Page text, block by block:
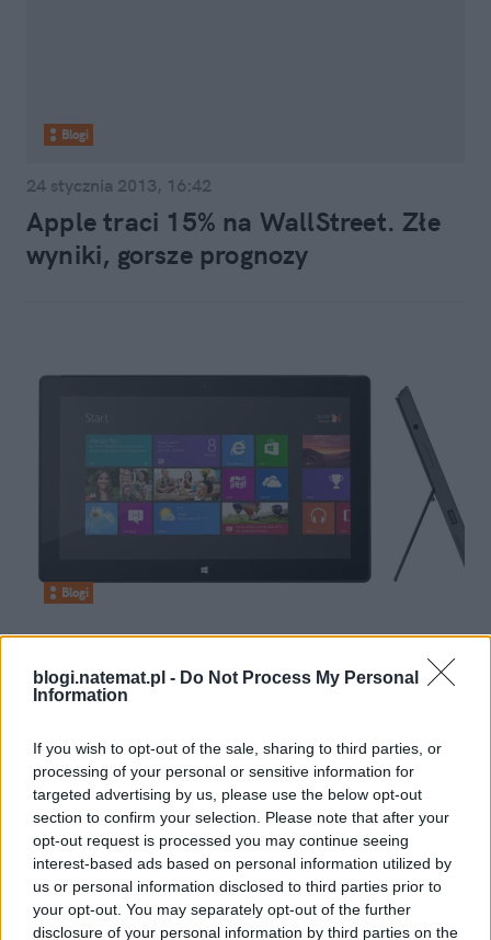
blogi.natemat.pl - Do Not Process My Personal
Information
If you wish to opt-out of the sale, sharing to third parties, or
processing of your personal or sensitive information for
targeted advertising by us, please use the below opt-out
section to confirm your selection. Please note that after your
opt-out request is processed you may continue seeing
interest-based ads based on personal information utilized by
us or personal information disclosed to third parties prior to
your opt-out. You may separately opt-out of the further
disclosure of your personal information by third parties on the
Blogi
24 stycznia 2013, 16:42
Apple traci 15% na WallStreet. Złe
wyniki, gorsze prognozy
Blogi
04 stycznia 2013, 13:35
Technologia 2013